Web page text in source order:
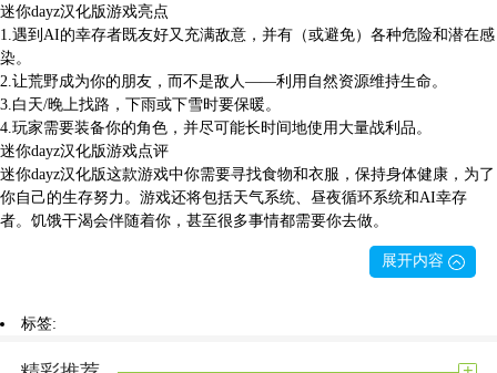
迷你dayz汉化版游戏亮点
1.遇到AI的幸存者既友好又充满敌意，并有（或避免）各种危险和潜在感
染。
2.让荒野成为你的朋友，而不是敌人——利用自然资源维持生命。
3.白天/晚上找路，下雨或下雪时要保暖。
4.玩家需要装备你的角色，并尽可能长时间地使用大量战利品。
迷你dayz汉化版游戏点评
迷你dayz汉化版这款游戏中你需要寻找食物和衣服，保持身体健康，为了
你自己的生存努力。游戏还将包括天气系统、昼夜循环系统和AI幸存
者。饥饿干渴会伴随着你，甚至很多事情都需要你去做。
展开内容
标签: